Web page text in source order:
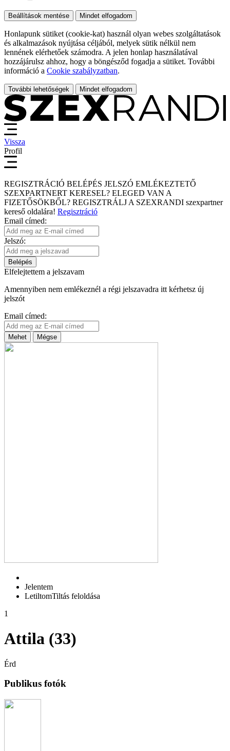
Beállítások mentése Mindet elfogadom
Honlapunk sütiket (cookie-kat) használ olyan webes szolgáltatások
és alkalmazások nyújtása céljából, melyek sütik nélkül nem
lennének elérhetőek számodra. A jelen honlap használatával
hozzájárulsz ahhoz, hogy a böngésződ fogadja a sütiket. További
információ a Cookie szabályzatban.
További lehetőségek Mindet elfogadom
Vissza
Profil
REGISZTRÁCIÓ BELÉPÉS JELSZÓ EMLÉKEZTETŐ
SZEXPARTNERT KERESEL? ELEGED VAN A
FIZETŐSÖKBŐL? REGISZTRÁLJ A SZEXRANDI szexpartner
kereső oldalára! Regisztráció
Email címed:
Jelszó:
Belépés
Elfelejtettem a jelszavam
Amennyiben nem emlékeznél a régi jelszavadra itt kérhetsz új
jelszót
Email címed:
Mehet Mégse
Jelentem
LetiltomTiltás feloldása
1
Attila (33)
Érd
Publikus fotók